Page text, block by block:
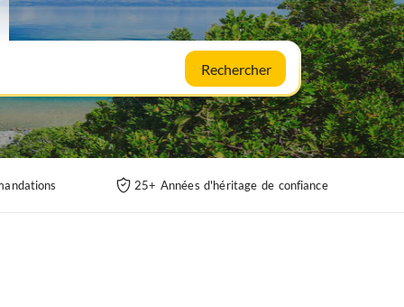
Rechercher
25+ Années d'héritage de confiance